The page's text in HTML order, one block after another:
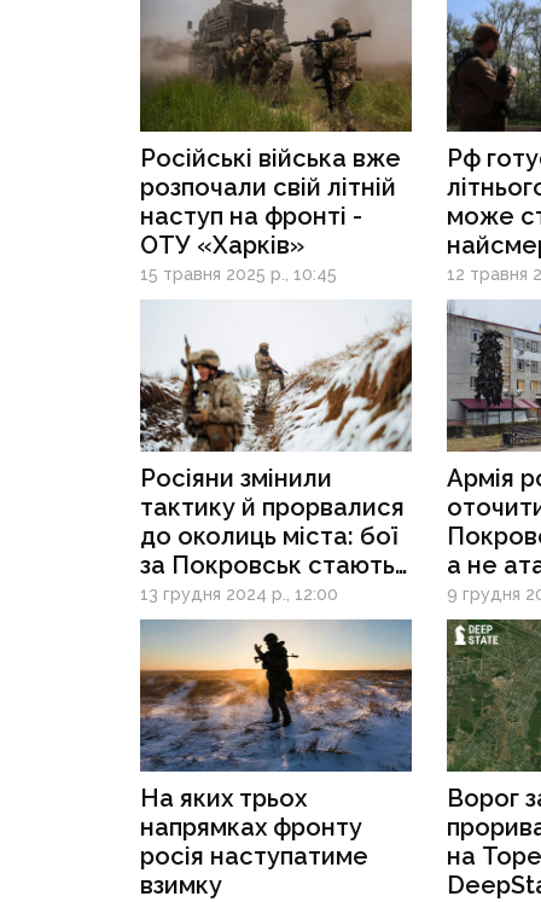
Російські війська вже
розпочали свій літній
наступ на фронті -
ОТУ «Харків»
15 травня 2025 р., 10:45
Рф
може
за всю
12 травня
Росіяни змінили
тактику й прорвалися
до околиць міста: бої
за Покровськ стають
запеклішими
13 грудня 2024 р., 12:00
Армія
а не
«в лоб»
Forbes
9 грудня
На яких трьох
напрямках фронту
росія наступатиме
взимку
Ворог
на